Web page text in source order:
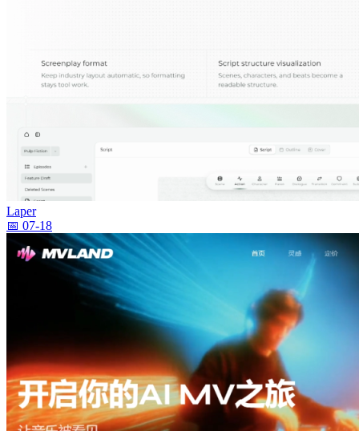
Laper
📅 07-18